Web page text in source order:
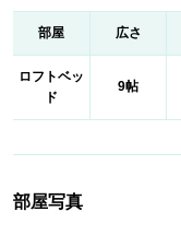
部屋 広さ
ロフトベッ
ド
9帖
部屋写真